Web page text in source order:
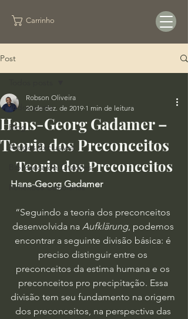
Carrinho
Post
Todos posts
Blog
Artigos Exclusivos
Biblioteca de Citações
Reflexões Cotidianas
Hans-Georg Gadamer –
Teoria dos Preconceitos
Robson Oliveira
20 de dez. de 2019 1 min de leitura
Teoria dos Preconceitos
Hans-Georg Gadamer
“Seguindo a teoria dos preconceitos
desenvolvida na Aufklärung, podemos
encontrar a seguinte divisão básica: é
preciso distinguir entre os
preconceitos da estima humana e os
preconceitos pro precipitação. Essa
divisão tem seu fundamento na origem
dos preconceitos, na perspectiva das